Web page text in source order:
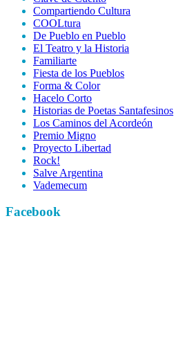
Compartiendo Cultura
COOLtura
De Pueblo en Pueblo
El Teatro y la Historia
Familiarte
Fiesta de los Pueblos
Forma & Color
Hacelo Corto
Historias de Poetas Santafesinos
Los Caminos del Acordeón
Premio Migno
Proyecto Libertad
Rock!
Salve Argentina
Vademecum
Facebook